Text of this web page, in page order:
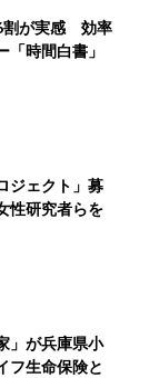
割が実感 効率
時間白書」
ジェクト」募
性研究者らを
」が兵庫県小
フ生命保険と